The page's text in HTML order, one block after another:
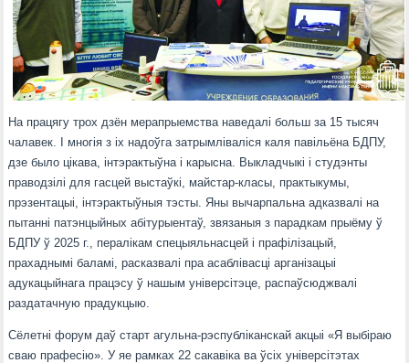
На працягу трох дзён мерапрыемства наведалі больш за 15 тысяч
чалавек. І многія з іх надоўга затрымліваліся каля павільёна БДПУ,
дзе было цікава, інтэрактыўна і карысна. Выкладчыкі і студэнты
праводзілі для гасцей выстаўкі, майстар-класы, практыкумы,
прэзентацыі, інтэрактыўныя тэсты. Яны вычарпальна адказвалі на
пытанні патэнцыйных абітурыентаў, звязаныя з парадкам прыёму ў
БДПУ ў 2025 г., пералікам спецыяльнасцей і прафілізацый,
прахаднымі баламі, расказвалі пра асаблівасці арганізацыі
адукацыйнага працэсу ў нашым універсітэце, распаўсюджвалі
раздатачную прадукцыю.
Сёлетні форум даў старт агульна-рэспубліканскай акцыі «Я выбіраю
сваю прафесію». У яе рамках 22 сакавіка ва ўсіх універсітэтах